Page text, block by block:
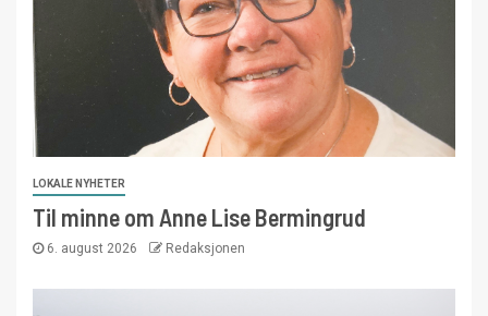
LOKALE NYHETER
Til minne om Anne Lise Bermingrud
6. august 2026 Redaksjonen